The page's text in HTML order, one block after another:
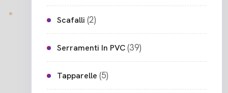
Scafalli (2)
Serramenti In PVC(39)
Tapparelle (5)